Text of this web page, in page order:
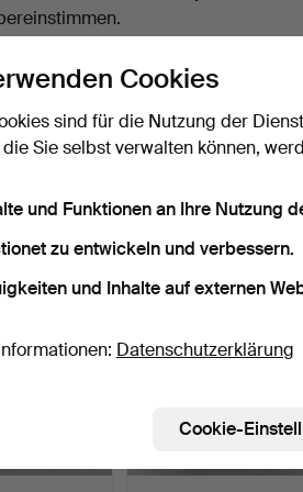
zu erhalten, sobald dieses Objekt
ist.
die mit Ihrer
Cookies
sind für die Nutzung der
Sie selbst verwalten können,
und Funktionen an Ihre Nutzung
zu entwickeln und verbessern.
und Inhalte auf externen
Datenschutzerklärung
Cookie-